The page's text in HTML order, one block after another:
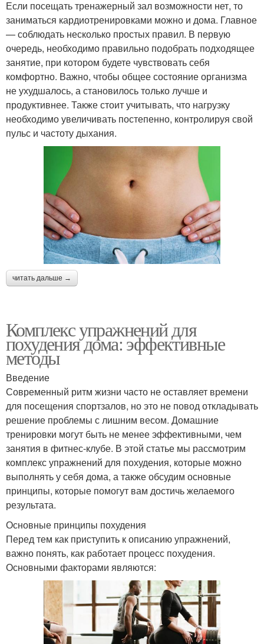
Если посещать тренажерный зал возможности нет, то
заниматься кардиотренировками можно и дома. Главное
— соблюдать несколько простых правил. В первую
очередь, необходимо правильно подобрать подходящее
занятие, при котором будете чувствовать себя
комфортно. Важно, чтобы общее состояние организма
не ухудшалось, а становилось только лучше и
продуктивнее. Также стоит учитывать, что нагрузку
необходимо увеличивать постепенно, контролируя свой
пульс и частоту дыхания.
читать дальше →
Комплекс упражнений для
похудения дома: эффективные
методы
Введение
Современный ритм жизни часто не оставляет времени
для посещения спортзалов, но это не повод откладывать
решение проблемы с лишним весом. Домашние
тренировки могут быть не менее эффективными, чем
занятия в фитнес-клубе. В этой статье мы рассмотрим
комплекс упражнений для похудения, которые можно
выполнять у себя дома, а также обсудим основные
принципы, которые помогут вам достичь желаемого
результата.
Основные принципы похудения
Перед тем как приступить к описанию упражнений,
важно понять, как работает процесс похудения.
Основными факторами являются: